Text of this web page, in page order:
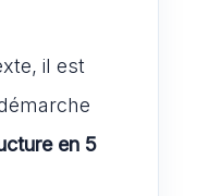
il est
en 5